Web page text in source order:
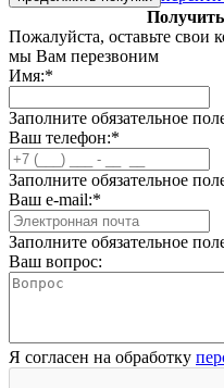
Пожалуйста, оставьте свои
мы Вам перезвоним
Имя:*
Заполните обязательное
Ваш телефон:*
Заполните обязательное
Ваш e-mail:*
Заполните обязательное
Ваш вопрос:
Я согласен на обработку